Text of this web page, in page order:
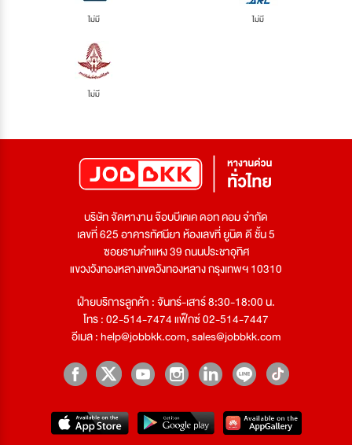
ไม่มี ไม่มี
ไม่มี
บริษัท จัดหางาน จ๊อบบีเคเค ดอท คอม จำกัด
เลขที่ 625 อาคารทัศนียา ห้องเลขที่ ยูนิต ดี ชั้น 5
ซอยรามคำแหง 39 ถนนประชาอุทิศ
แขวงวังทองหลางเขตวังทองหลาง กรุงเทพฯ 10310
ฝ่ายบริการลูกค้า : จันทร์-เสาร์ 8:30-18:00 น.
โทร : 02-514-7474 แฟ็กซ์ 02-514-7447
อีเมล :help@jobbkk.com,sales@jobbkk.com